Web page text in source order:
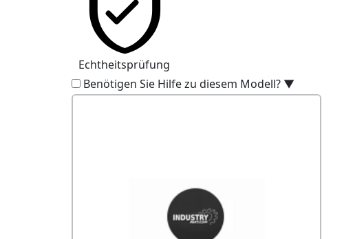
Echtheitsprüfung
Benötigen Sie Hilfe zu diesem Modell? ▼